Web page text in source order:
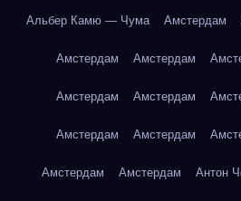
Альбер Камю — Чума Амстердам
Амстердам Амстердам
Амстердам Амстердам
Амстердам Амстердам
Амстердам Амстердам Антон